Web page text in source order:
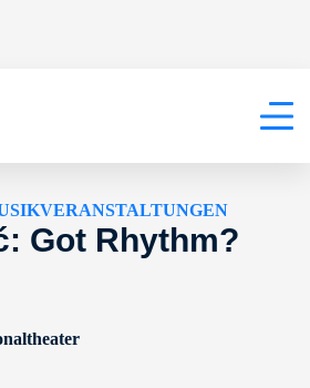
Got Rhythm?